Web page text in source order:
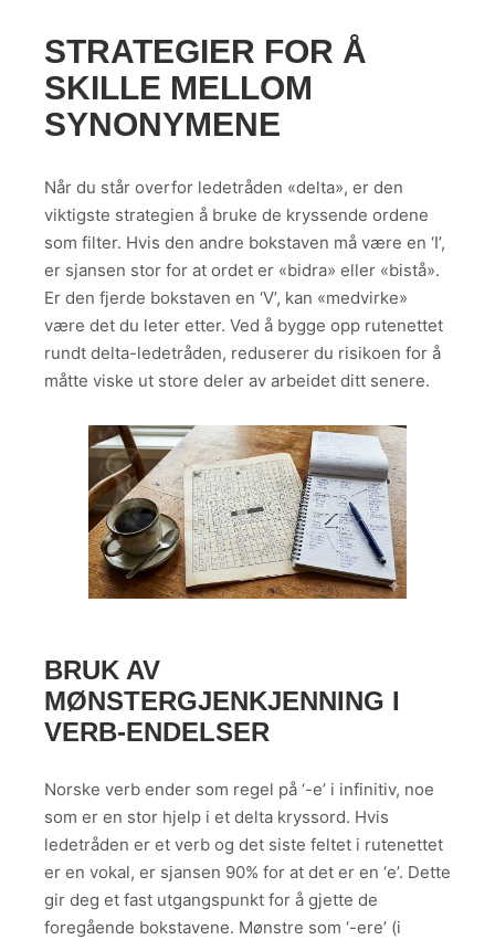
STRATEGIER FOR Å
SKILLE MELLOM
SYNONYMENE
Når du står overfor ledetråden «delta», er den
viktigste strategien å bruke de kryssende ordene
som filter. Hvis den andre bokstaven må være en ‘I’,
er sjansen stor for at ordet er «bidra» eller «bistå».
Er den fjerde bokstaven en ‘V’, kan «medvirke»
være det du leter etter. Ved å bygge opp rutenettet
rundt delta-ledetråden, reduserer du risikoen for å
måtte viske ut store deler av arbeidet ditt senere.
BRUK AV
MØNSTERGJENKJENNING I
VERB-ENDELSER
Norske verb ender som regel på ‘-e’ i infinitiv, noe
som er en stor hjelp i et delta kryssord. Hvis
ledetråden er et verb og det siste feltet i rutenettet
er en vokal, er sjansen 90% for at det er en ‘e’. Dette
gir deg et fast utgangspunkt for å gjette de
foregående bokstavene. Mønstre som ‘-ere’ (i